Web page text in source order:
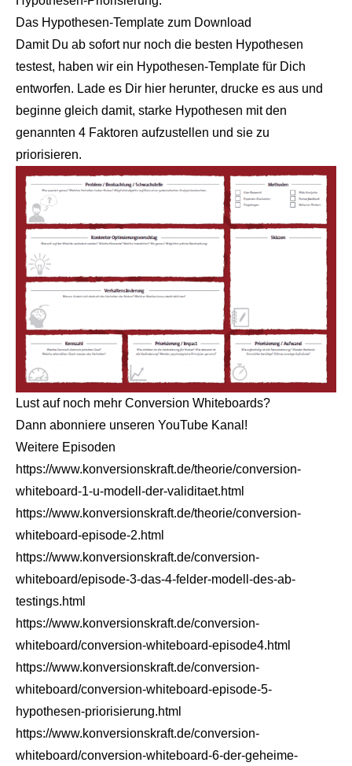
Das Hypothesen-Template zum Download
Damit Du ab sofort nur noch die besten Hypothesen
testest, haben wir ein Hypothesen-Template für Dich
entworfen. Lade es Dir hier herunter, drucke es aus und
beginne gleich damit, starke Hypothesen mit den
genannten 4 Faktoren aufzustellen und sie zu
priorisieren.
Lust auf noch mehr Conversion Whiteboards?
Dann abonniere unseren YouTube Kanal !
Weitere Episoden
https://www.konversionskraft.de/theorie/conversion-
whiteboard-1-u-modell-der-validitaet.html
https://www.konversionskraft.de/theorie/conversion-
whiteboard-episode-2.html
https://www.konversionskraft.de/conversion-
whiteboard/episode-3-das-4-felder-modell-des-ab-
testings.html
https://www.konversionskraft.de/conversion-
whiteboard/conversion-whiteboard-episode4.html
https://www.konversionskraft.de/conversion-
whiteboard/conversion-whiteboard-episode-5-
hypothesen-priorisierung.html
https://www.konversionskraft.de/conversion-
whiteboard/conversion-whiteboard-6-der-geheime-